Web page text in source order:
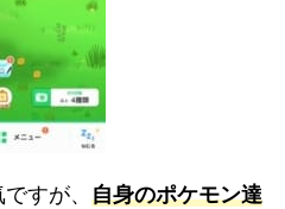
すが、 自身のポケモン達